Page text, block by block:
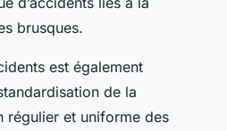
brusques.
est également
de la
régulier et uniforme des